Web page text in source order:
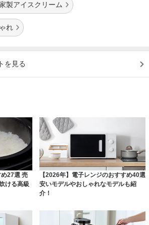
製アイスクリーム
れ
を見る
め27選 売
ける高級
【2026年】電子レンジのおすすめ40選
安いモデルやおしゃれなモデルも紹
介！